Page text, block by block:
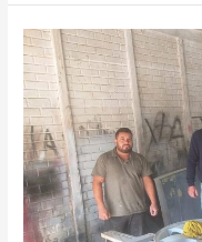
Municipal
de
Segurança
Alimentar
e
Nutricional
de
Pinhão
reúne